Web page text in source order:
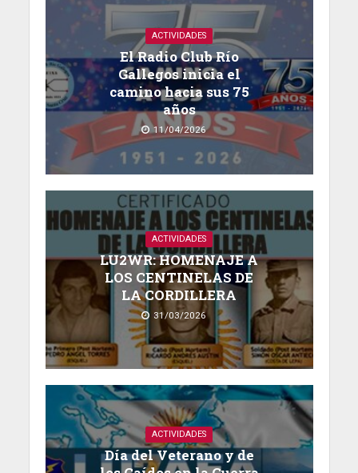
ACTIVIDADES
El Radio Club Río
Gallegos inicia el
camino hacia sus 75
años
11/04/2026
ACTIVIDADES
LU2WR: HOMENAJE A
LOS CENTINELAS DE
LA CORDILLERA
31/03/2026
ACTIVIDADES
Día del Veterano y de